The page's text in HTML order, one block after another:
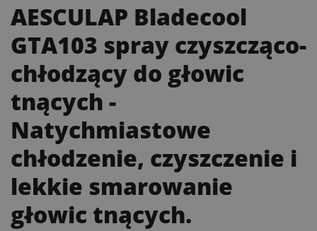
AESCULAP Bladecool
GTA103 spray czyszcząco-
chłodzący do głowic
tnących -
Natychmiastowe
chłodzenie, czyszczenie i
lekkie smarowanie
głowic tnących.